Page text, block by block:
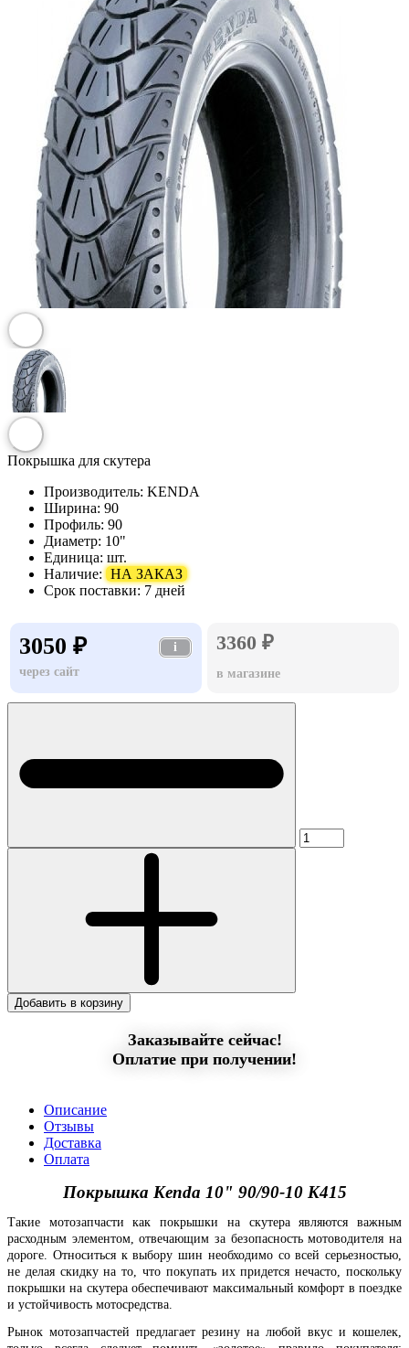
Покрышка для скутера
Производитель: KENDA
Ширина: 90
Профиль: 90
Диаметр: 10"
Единица: шт.
Наличие: НА ЗАКАЗ
Срок поставки: 7 дней
3050 ₽
i
через сайт
3360 ₽
в магазине
Добавить в корзину
Заказывайте сейчас!
Оплатие при получении!
Описание
Отзывы
Доставка
Оплата
Покрышка Kenda 10" 90/90-10 K415
Такие мотозапчасти как покрышки на скутера являются важным
расходным элементом, отвечающим за безопасность мотоводителя на
дороге. Относиться к выбору шин необходимо со всей серьезностью,
не делая скидку на то, что покупать их придется нечасто, поскольку
покрышки на скутера обеспечивают максимальный комфорт в поездке
и устойчивость мотосредства.
Рынок мотозапчастей предлагает резину на любой вкус и кошелек,